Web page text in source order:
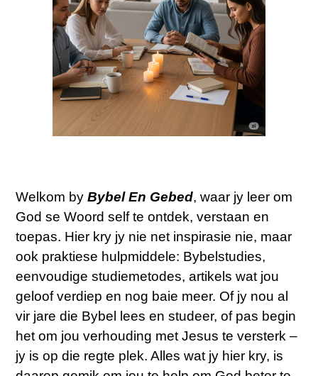
Welkom by Bybel En Gebed, waar jy leer om
God se Woord self te ontdek, verstaan en
toepas. Hier kry jy nie net inspirasie nie, maar
ook praktiese hulpmiddele: Bybelstudies,
eenvoudige studiemetodes, artikels wat jou
geloof verdiep en nog baie meer. Of jy nou al
vir jare die Bybel lees en studeer, of pas begin
het om jou verhouding met Jesus te versterk –
jy is op die regte plek. Alles wat jy hier kry, is